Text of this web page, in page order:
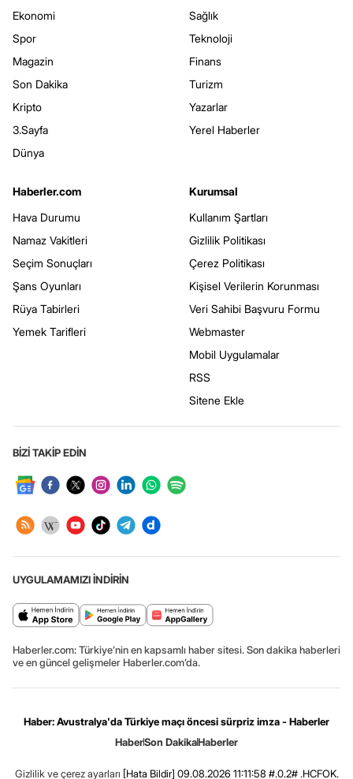
Ekonomi
Spor
Magazin
Son Dakika
Kripto
3.Sayfa
Dünya
Sağlık
Teknoloji
Finans
Turizm
Yazarlar
Yerel Haberler
Haberler.com
Hava Durumu
Namaz Vakitleri
Seçim Sonuçları
Şans Oyunları
Rüya Tabirleri
Yemek Tarifleri
Kurumsal
Kullanım Şartları
Gizlilik Politikası
Çerez Politikası
Kişisel Verilerin Korunması
Veri Sahibi Başvuru Formu
Webmaster
Mobil Uygulamalar
RSS
Sitene Ekle
BİZİ TAKİP EDİN
UYGULAMAMIZI İNDİRİN
Haberler.com: Türkiye’nin en kapsamlı haber sitesi. Son dakika haberleri
ve en güncel gelişmeler Haberler.com’da.
Haber: Avustralya'da Türkiye maçı öncesi sürpriz imza - Haberler
HaberSon DakikaHaberler
Gizlilik ve çerez ayarları [Hata Bildir] 09.08.2026 11:11:58 #.0.2# .HCFOK.